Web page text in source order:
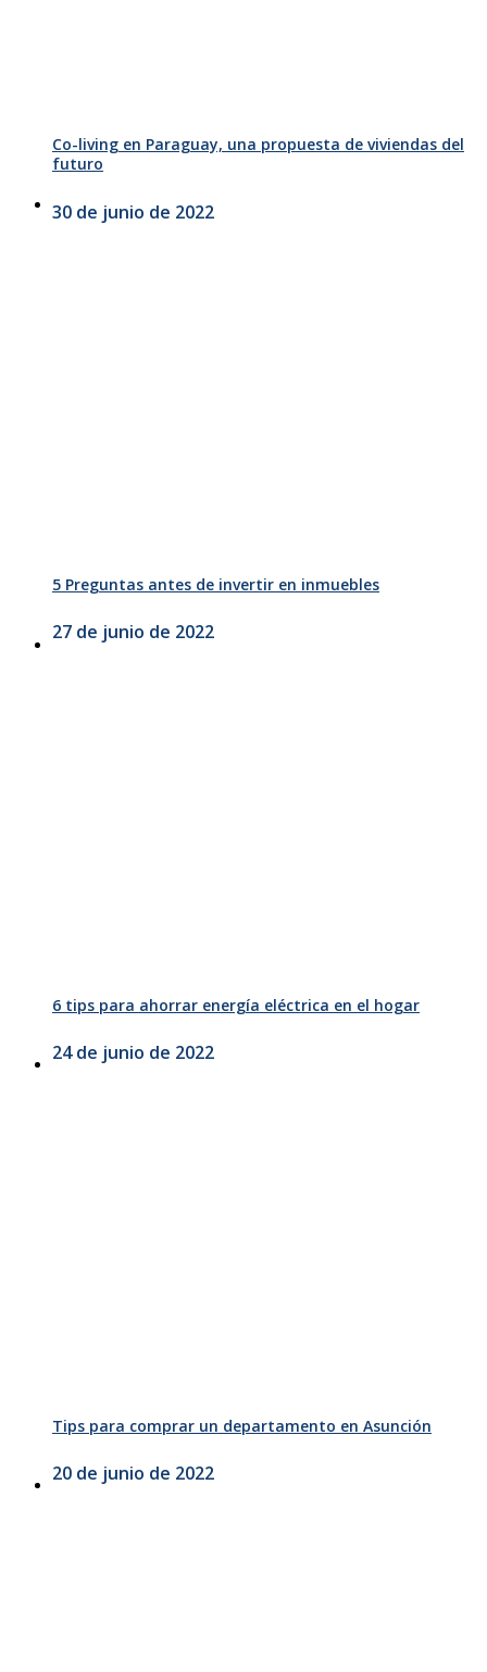
Co-living en Paraguay, una propuesta de viviendas del
futuro
30 de junio de 2022
5 Preguntas antes de invertir en inmuebles
27 de junio de 2022
6 tips para ahorrar energía eléctrica en el hogar
24 de junio de 2022
Tips para comprar un departamento en Asunción
20 de junio de 2022